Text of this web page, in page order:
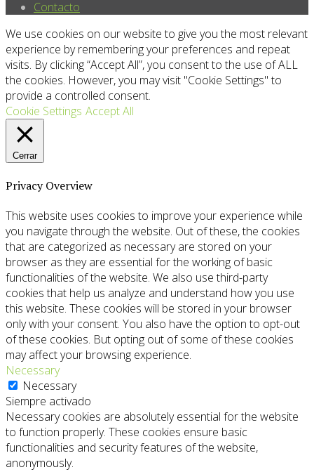
Contacto
We use cookies on our website to give you the most relevant
experience by remembering your preferences and repeat
visits. By clicking “Accept All”, you consent to the use of ALL
the cookies. However, you may visit "Cookie Settings" to
provide a controlled consent.
Cookie Settings Accept All
Cerrar
Privacy Overview
This website uses cookies to improve your experience while
you navigate through the website. Out of these, the cookies
that are categorized as necessary are stored on your
browser as they are essential for the working of basic
functionalities of the website. We also use third-party
cookies that help us analyze and understand how you use
this website. These cookies will be stored in your browser
only with your consent. You also have the option to opt-out
of these cookies. But opting out of some of these cookies
may affect your browsing experience.
Necessary
Necessary
Siempre activado
Necessary cookies are absolutely essential for the website
to function properly. These cookies ensure basic
functionalities and security features of the website,
anonymously.